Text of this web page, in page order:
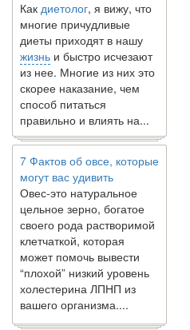
многие причудливые
диеты приходят в нашу
жизньи быстро исчезают
из нее. Многие из них это
скорее наказание, чем
способ питаться
правильно и влиять на...
7 Фактов об овсе, которые
могут вас удивить
Овес-это натуральное
цельное зерно, богатое
своего рода растворимой
клетчаткой, которая
может помочь вывести
“плохой” низкий уровень
холестерина ЛПНП из
вашего организма....